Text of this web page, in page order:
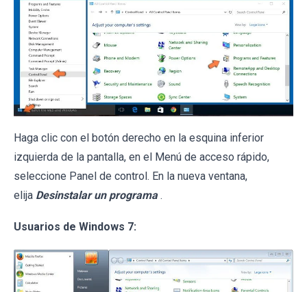
Haga clic con el botón derecho en la esquina inferior
izquierda de la pantalla, en el Menú de acceso rápido,
seleccione Panel de control. En la nueva ventana,
elija Desinstalar un programa .
Usuarios de Windows 7: